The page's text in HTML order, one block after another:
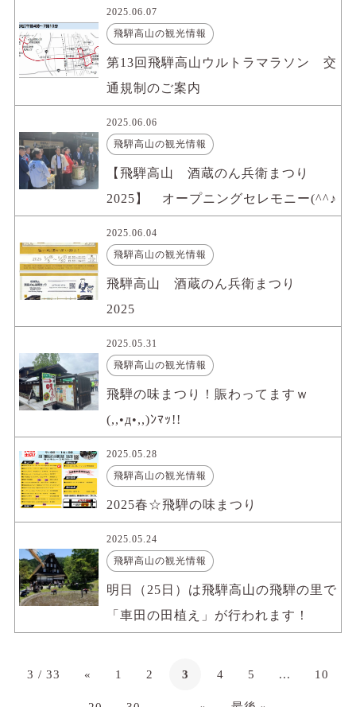
2025.06.07
飛騨高山の観光情報
第13回飛騨高山ウルトラマラソン 交
通規制のご案内
2025.06.06
飛騨高山の観光情報
【飛騨高山 酒蔵のん兵衛まつり
2025】 オープニングセレモニー(^^♪
2025.06.04
飛騨高山の観光情報
飛騨高山 酒蔵のん兵衛まつり
2025
2025.05.31
飛騨高山の観光情報
飛騨の味まつり！賑わってますｗ
(,,•д•,,)ﾝﾏｯ!!
2025.05.28
飛騨高山の観光情報
2025春☆飛騨の味まつり
2025.05.24
飛騨高山の観光情報
明日（25日）は飛騨高山の飛騨の里で
「車田の田植え」が行われます！
3 / 33 « 1 2 3 4 5 ... 10